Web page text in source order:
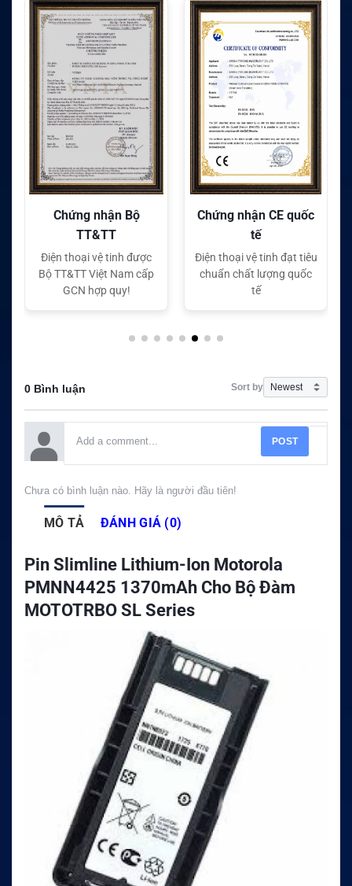
nhận Bộ
vệ tinh được
Việt Nam cấp
Chứng nhận CE quốc
Điện thoại vệ tinh đạt tiêu
chuẩn chất lượng quốc
Chứng nhận
Điện thoại vệ
chuẩn chất
0 Bình luận Sort by
POST
Chưa có bình luận nào. Hãy là người đầu tiên!
MÔ TẢ ĐÁNH GIÁ (0)
Pin Slimline Lithium-Ion Motorola
PMNN4425 1370mAh Cho Bộ Đàm
MOTOTRBO SL Series